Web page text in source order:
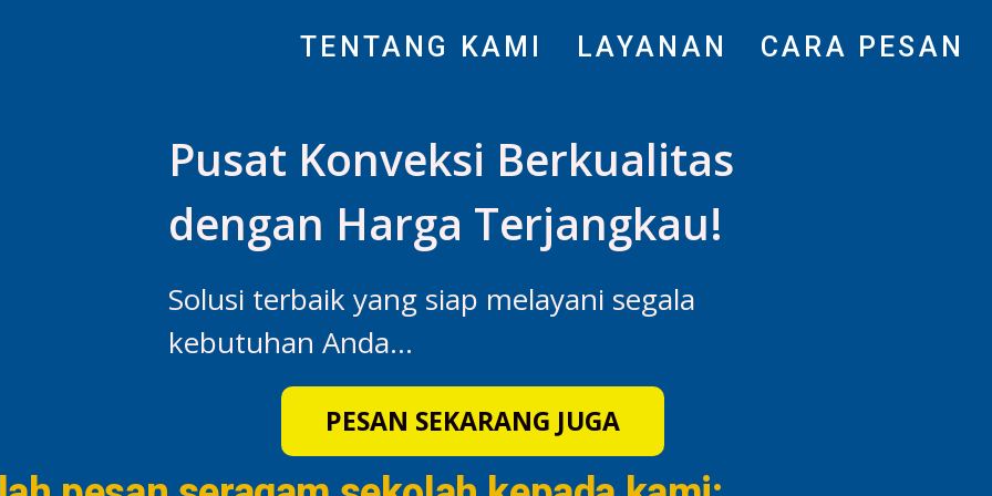
TENTANG KAMI LAYANAN CARA PESAN
Pusat Konveksi Berkualitas
dengan Harga Terjangkau!
Solusi terbaik yang siap melayani segala
kebutuhan Anda...
PESAN SEKARANG JUGA